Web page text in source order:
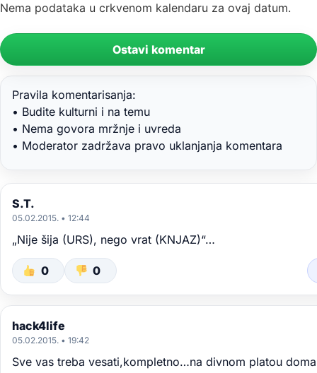
Nema podataka u crkvenom kalendaru za ovaj datum.
Ostavi komentar
Pravila komentarisanja:
• Budite kulturni i na temu
• Nema govora mržnje i uvreda
• Moderator zadržava pravo uklanjanja komentara
S.T.
05.02.2015. • 12:44
„Nije šija (URS), nego vrat (KNJAZ)“…
0 0
hack4life
05.02.2015. • 19:42
Sve vas treba vesati,kompletno…na divnom platou